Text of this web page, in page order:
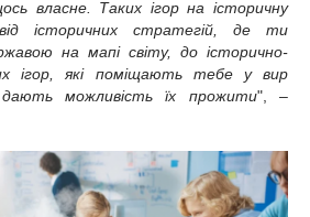
власне. Таких ігор на історичну
історичних стратегій, де ти
на мапі світу, до історично-
ігор, які поміщають тебе у вир
дають можливість їх прожити", –